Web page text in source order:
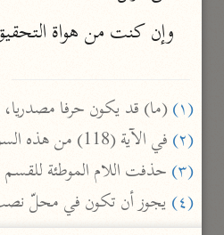
وإن كنت من هواة
(١)
(ما) قد يكون حرفا
(٢)
في الآية (118) من هذه السورة.
(٣)
حذفت اللام الموطئة
(٤)
يجوز أن تكون في محلّ نصب